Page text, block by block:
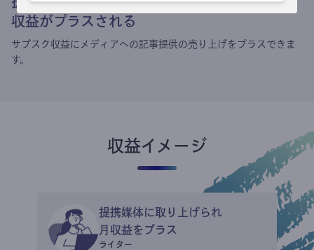
収益がプラスされる
サブスク収益にメディアへの記事提供の売り上げをプラスできま
す。
収益イメージ
提携媒体に取り上げられ
月収益をプラス
ライター